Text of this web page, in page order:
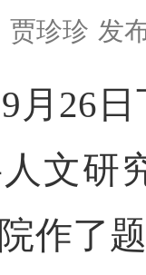
贾珍珍 发
9 月26
文研
作了